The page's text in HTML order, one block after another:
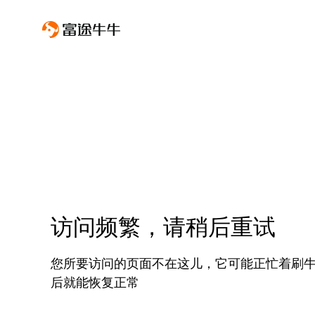
访问频繁，请稍后重试
您所要访问的页面不在这儿，它可能正忙着刷
后就能恢复正常